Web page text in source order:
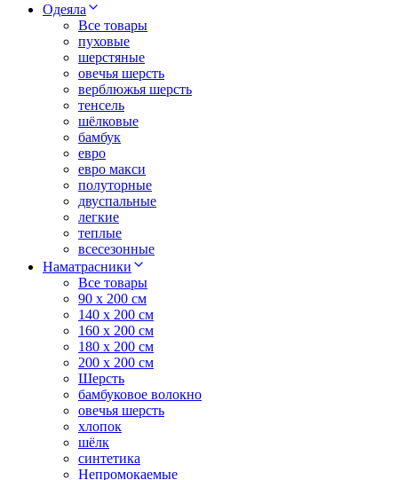
Одеяла
Все товары
пуховые
шерстяные
овечья шерсть
верблюжья шерсть
тенсель
шёлковые
бамбук
евро
евро макси
полуторные
двуспальные
легкие
теплые
всесезонные
Наматрасники
Все товары
90 x 200 см
140 x 200 см
160 x 200 см
180 x 200 см
200 x 200 см
Шерсть
бамбуковое волокно
овечья шерсть
хлопок
шёлк
синтетика
Непромокаемые